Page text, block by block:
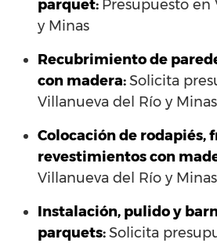
parquet: Presupuesto en
y Minas
Recubrimiento de
con madera:Solicita
Villanueva del Río y Minas
Colocación de rodapiés,
revestimientos con
Villanueva del Río y Minas
Instalación, pulido y
parquets:Solicita